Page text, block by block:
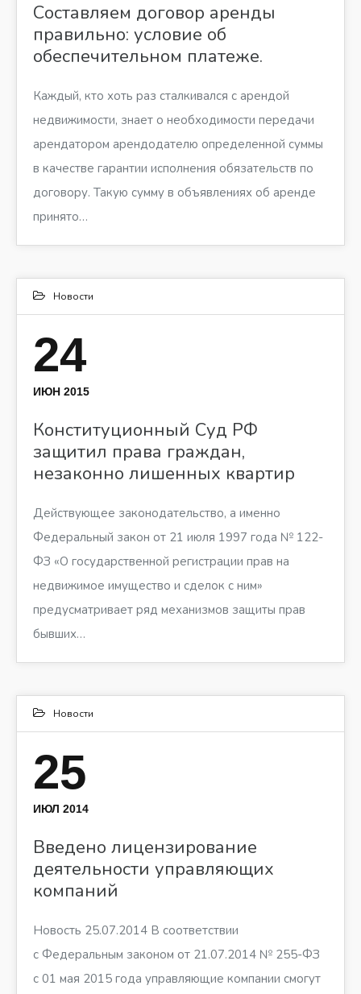
Составляем договор аренды
правильно: условие об
обеспечительном платеже.
Каждый, кто хоть раз сталкивался с арендой
недвижимости, знает о необходимости передачи
арендатором арендодателю определенной суммы
в качестве гарантии исполнения обязательств по
договору. Такую сумму в объявлениях об аренде
принято…
Новости
24
ИЮН 2015
Конституционный Суд РФ
защитил права граждан,
незаконно лишенных квартир
Действующее законодательство, а именно
Федеральный закон от 21 июля 1997 года № 122-
ФЗ «О государственной регистрации прав на
недвижимое имущество и сделок с ним»
предусматривает ряд механизмов защиты прав
бывших…
Новости
25
ИЮЛ 2014
Введено лицензирование
деятельности управляющих
компаний
Новость 25.07.2014 В соответствии
с Федеральным законом от 21.07.2014 № 255-ФЗ
с 01 мая 2015 года управляющие компании смогут